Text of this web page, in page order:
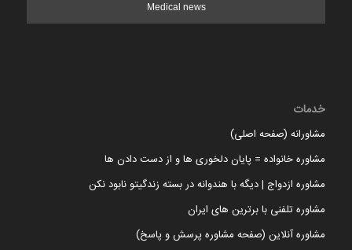
Medical news
خدمات
مشاورانه (صفحه اصلی)
مشاوره خانواده = پایان دلخوری ها و از دست دادن ها
مشاوره ازدواج | دیگه با هندوانه در بسته زندگیتو نابود نکن
مشاوره تلفنی با برترین های ایران
مشاوره آنلاین (صفحه مشاوره پرسش و پاسخ)